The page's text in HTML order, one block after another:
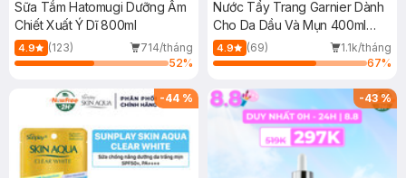
Sữa Tắm Hatomugi Dưỡng Ẩm
Chiết Xuất Ý Dĩ 800ml
4.9 (123)
714/tháng
52%
Nước Tẩy Trang Garnier Dành
Cho Da Dầu Và Mụn 400ml
(Mới)
4.9 (69)
1.1k/tháng
67%
-44 % -43%